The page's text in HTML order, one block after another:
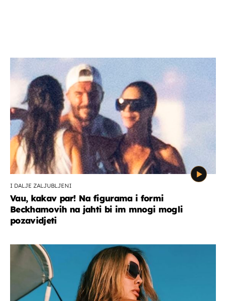
I DALJE ZALJUBLJENI
Vau, kakav par! Na figurama i formi
Beckhamovih na jahti bi im mnogi mogli
pozavidjeti